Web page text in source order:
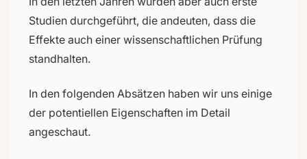
Studien durchgeführt, die andeuten, dass die
Effekte auch einer wissenschaftlichen Prüfung
standhalten.
In den folgenden Absätzen haben wir uns einige
der potentiellen Eigenschaften im Detail
angeschaut.